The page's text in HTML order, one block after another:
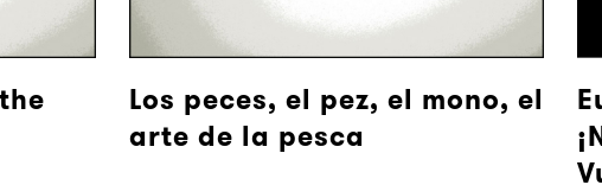
Los peces, el pez, el mono, el
arte de la pesca